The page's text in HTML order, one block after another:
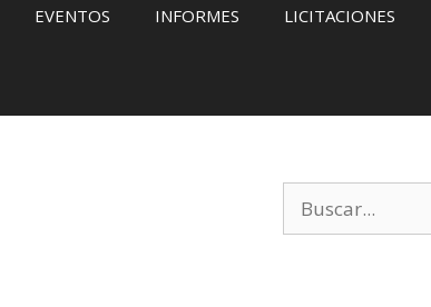
EVENTOS INFORMES LICITACIONES